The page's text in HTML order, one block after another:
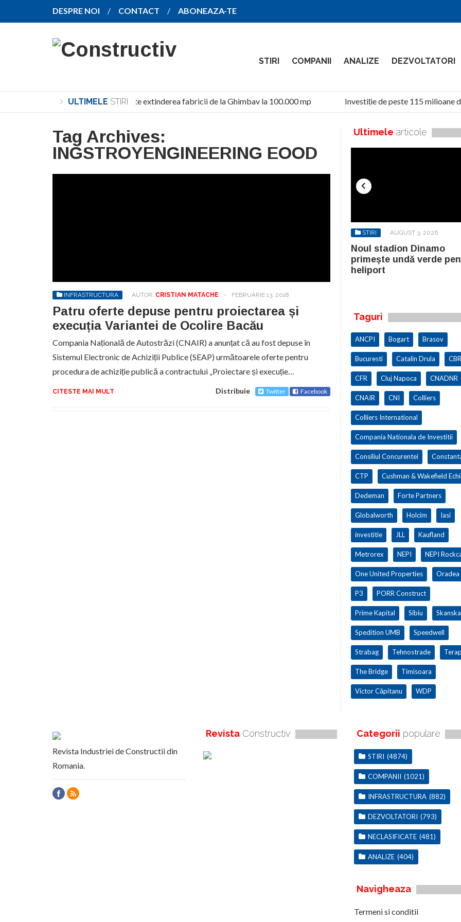
DESPRE NOI CONTACT ABONEAZA-TE
STIRI COMPANII ANALIZE DEZVOLTATORI
ULTIMELE STIRI
SANY pregătește extinderea fabricii de la Ghimbav la 100.000 mp Investiție de peste 115 milioane
Tag Archives:
INGSTROYENGINEERING EOOD
INFRASTRUCTURA AUTOR: CRISTIAN MATACHE - FEBRUARIE 13, 2018
Patru oferte depuse pentru proiectarea și
execuția Variantei de Ocolire Bacău
Compania Națională de Autostrăzi (CNAIR) a anunțat că au fost depuse în
Sistemul Electronic de Achiziții Publice (SEAP) următoarele oferte pentru
procedura de achiziție publică a contractului „Proiectare și execuție…
CITESTE MAI MULT Distribuie Twitter Facebook
Ultimele articole
STIRI AUGUST 3, 2026
Noul stadion Dinamo
primește undă verde
heliport
Taguri
ANCPI Bogart Brasov
Bucuresti Catalin Drula
CFR Cluj Napoca CNADNR
CNAIR CNI Colliers
Colliers International
Compania Nationala de Investitii
Consiliul Concurentei
CTP Cushman & Wakefield
Dedeman Forte Partners
Globalworth Holcim Iasi
investitie JLL Kaufland
Metrorex NEPI NEPI
One United Properties Oradea
P3 PORR Construct
Prime Kapital Sibiu Skanska
Spedition UMB Speedwell
Strabag Tehnostrade
The Bridge Timisoara
Victor Căpitanu WDP
Revista Industriei de Constructii din
Romania.
Revista Constructiv Categorii populare
STIRI (4874)
COMPANII (1021)
INFRASTRUCTURA (882)
DEZVOLTATORI (793)
NECLASIFICATE (481)
ANALIZE (404)
Navigheaza
Termeni si conditii